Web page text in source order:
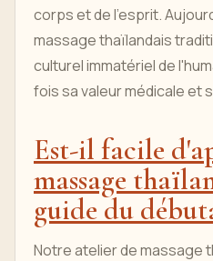
corps et de l'esprit.
massage thaïlandais
culturel immatériel de
fois sa valeur médicale et
Est-il facile
massage
guide du
Notre atelier de massage